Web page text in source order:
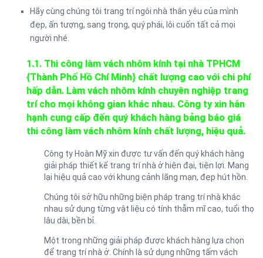
Hãy cùng chúng tôi trang trí ngôi nhà thân yêu của mình
đẹp, ấn tượng, sang trọng, quý phái, lôi cuốn tất cả mọi
người nhé.
1.1. Thi công làm vách nhôm kính tại nhà TPHCM
{Thành Phố Hồ Chí Minh} chất lượng cao với chi phí
hấp dẫn. Làm vách nhôm kính chuyên nghiệp trang
trí cho mọi không gian khác nhau. Công ty xin hân
hạnh cung cấp đến quý khách hàng bảng báo giá
thi công làm vách nhôm kính chất lượng, hiệu quả.
Công ty Hoàn Mỹ xin được tư vấn đến quý khách hàng
giải pháp thiết kế trang trí nhà ở hiện đại, tiện lợi. Mang
lại hiệu quả cao với khung cảnh lãng mạn, đẹp hút hồn.
Chúng tôi sở hữu những biện pháp trang trí nhà khác
nhau sử dụng từng vật liệu có tính thẫm mĩ cao, tuổi thọ
lâu dài, bền bỉ.
Một trong những giải pháp được khách hàng lựa chọn
để trang trí nhà ở. Chính là sử dụng những tấm vách